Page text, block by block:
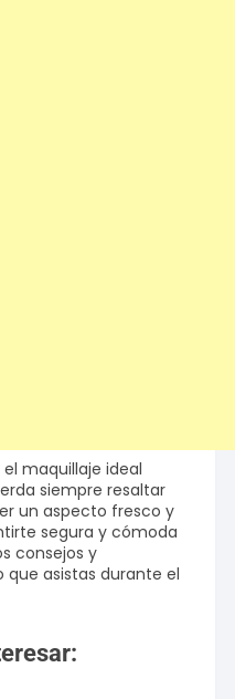
maquillaje ideal
siempre resaltar
un aspecto fresco y
segura y cómoda
consejos y
asistas durante el